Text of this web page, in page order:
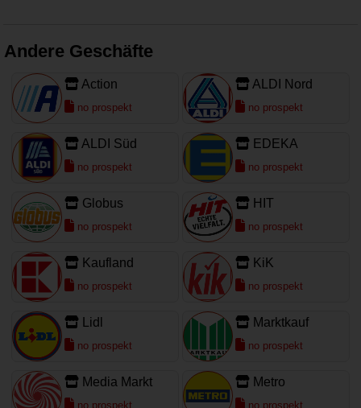
Andere Geschäfte
Action
no prospekt
ALDI Nord
no prospekt
ALDI Süd
no prospekt
EDEKA
no prospekt
Globus
no prospekt
HIT
no prospekt
Kaufland
no prospekt
KiK
no prospekt
Lidl
no prospekt
Marktkauf
no prospekt
Media Markt
no prospekt
Metro
no prospekt